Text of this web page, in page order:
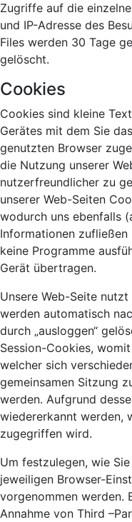
Zugriffe auf die
und IP-Adresse des
Files werden 30 Tage
gelöscht.
Cookies
Cookies sind kleine
Gerätes mit dem Sie
genutzten Browser
die Nutzung unserer
nutzerfreundlicher zu
unserer Web-Seiten
wodurch uns ebenfalls
Informationen
keine Programme
Gerät übertragen.
Unsere Web-Seite
werden automatisch
durch „ausloggen“
Session-Cookies,
welcher sich
gemeinsamen Sitzung
werden. Aufgrund
wiedererkannt werden,
zugegriffen wird.
Um festzulegen, wie
jeweiligen Browser-
vorgenommen werden.
Annahme von Third